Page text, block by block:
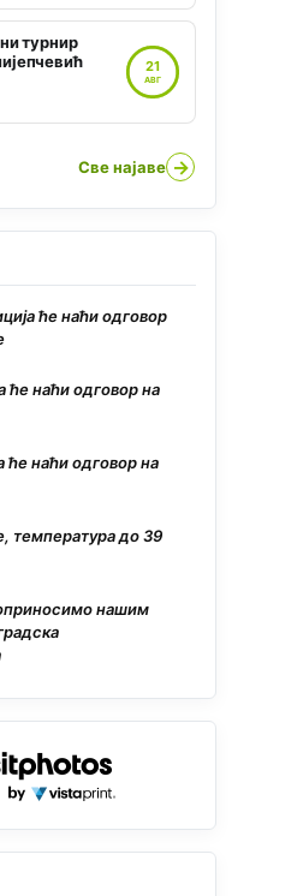
турнир
21
АВГ
Све најаве →
ће наћи одговор
ће наћи одговор на
ће наћи одговор на
температура до 39
нашим